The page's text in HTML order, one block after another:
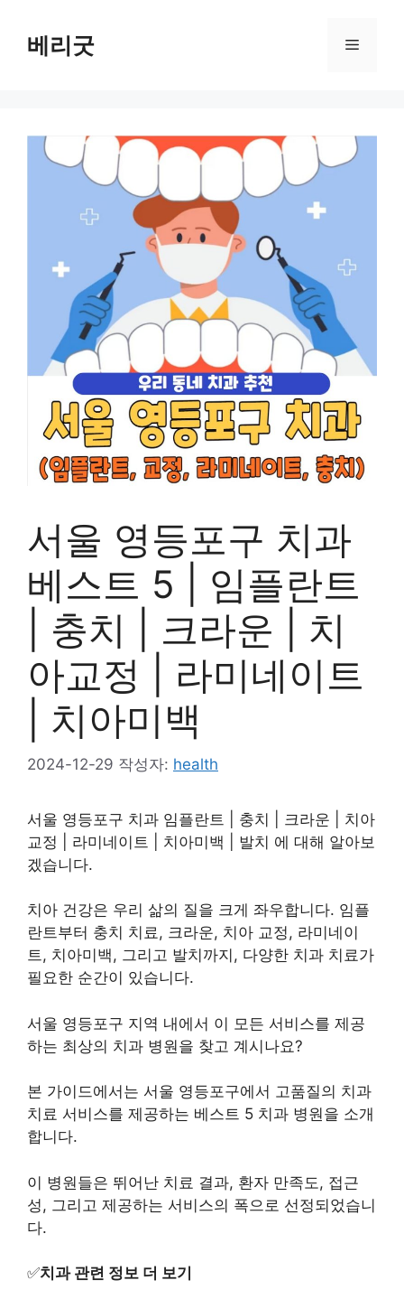
베리굿 메
서울 영등포구 치과
베스트 5 | 임플란트
| 충치 | 크라운 | 치
아교정 | 라미네이트
| 치아미백
2024-12-29 작성자: health
서울 영등포구 치과 임플란트 | 충치 | 크라운 | 치아
교정 | 라미네이트 | 치아미백 | 발치 에 대해 알아보
겠습니다.
치아 건강은 우리 삶의 질을 크게 좌우합니다. 임플
란트부터 충치 치료, 크라운, 치아 교정, 라미네이
트, 치아미백, 그리고 발치까지, 다양한 치과 치료가
필요한 순간이 있습니다.
서울 영등포구 지역 내에서 이 모든 서비스를 제공
하는 최상의 치과 병원을 찾고 계시나요?
본 가이드에서는 서울 영등포구에서 고품질의 치과
치료 서비스를 제공하는 베스트 5 치과 병원을 소개
합니다.
이 병원들은 뛰어난 치료 결과, 환자 만족도, 접근
성, 그리고 제공하는 서비스의 폭으로 선정되었습니
다.
✅치과 관련 정보 더 보기